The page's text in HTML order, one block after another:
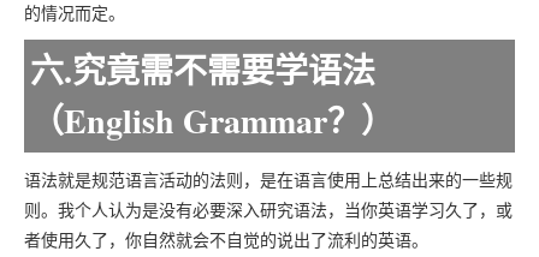
的情况而定。
六.究竟需不需要学语法
（English Grammar？）
语法就是规范语言活动的法则，是在语言使用上总结出来的一些规
则。我个人认为是没有必要深入研究语法，当你英语学习久了，或
者使用久了，你自然就会不自觉的说出了流利的英语。